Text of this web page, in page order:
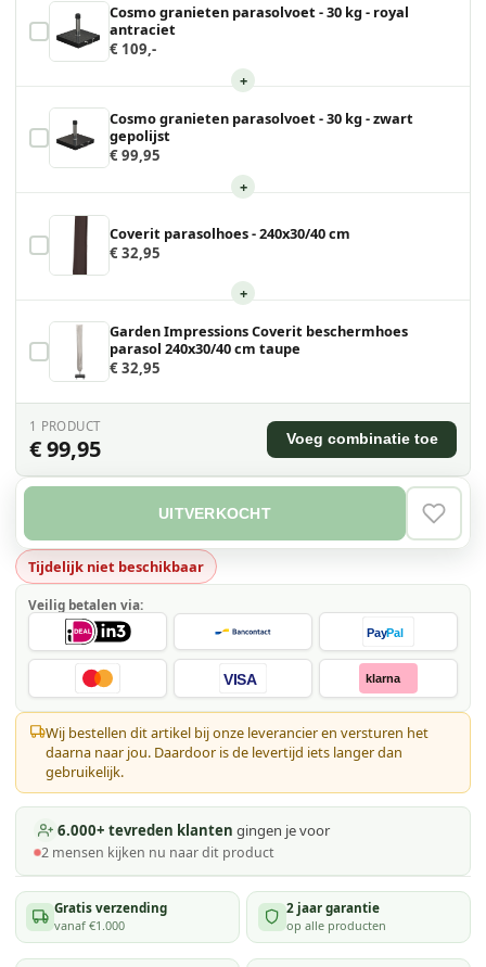
Tijdelijk niet beschikbaar
UITVERKOCHT
Cosmo granieten parasolvoet - 30 kg - royal
antraciet
€ 109,-
+
Cosmo granieten parasolvoet - 30 kg - zwart
gepolijst
€ 99,95
+
Coverit parasolhoes - 240x30/40 cm
€ 32,95
+
Garden Impressions Coverit beschermhoes
parasol 240x30/40 cm taupe
€ 32,95
1 PRODUCT
€ 99,95 Voeg combinatie toe
Veilig betalen via:
PayPal
VISA klarna
Wij bestellen dit artikel bij onze leverancier en versturen het
daarna naar jou. Daardoor is de levertijd iets langer dan
gebruikelijk.
6.000+ tevreden klanten gingen je voor
2 mensen kijken nu naar dit product
Gratis verzending
vanaf €1.000
2 jaar garantie
op alle producten